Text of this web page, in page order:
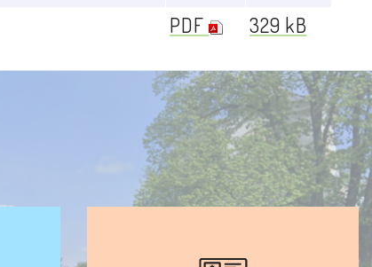
PDF 329 kB